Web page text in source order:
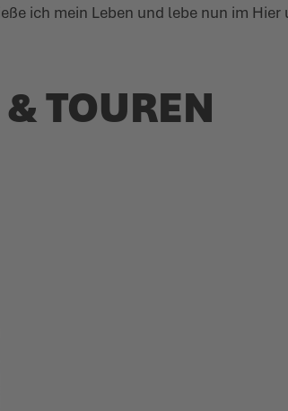
ich mein Leben und lebe nun im Hier
TOUREN